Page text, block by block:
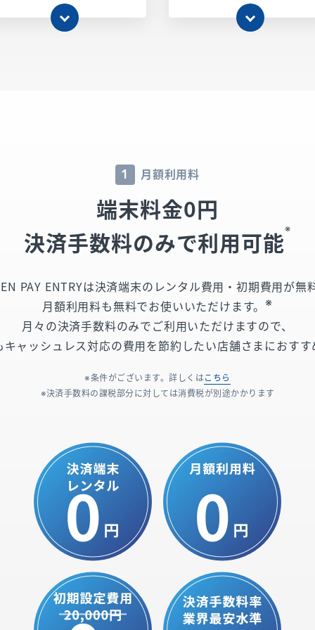
1 月額利用料
端末料金0円
決済手数料のみで利用可能※
PAY ENTRYは決済端末のレンタル費用・初期費用が無
月額利用料も無料でお使いいただけます。 ※
月々の決済手数料のみでご利用いただけますので、
キャッシュレス対応の費用を節約したい店舗さまにおすす
条件がございます。詳しくはこちら
決済手数料の課税部分に対しては消費税が別途かかります